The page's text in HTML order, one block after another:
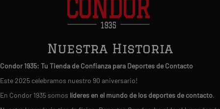
Nuestra Historia
Condor 1935: Tu Tienda de Confianza para Deportes de Contacto
Este 2025 celebramos nuestro 90 aniversario!
En Condor 1935 somos líderes en el mundo de los deportes de contacto.